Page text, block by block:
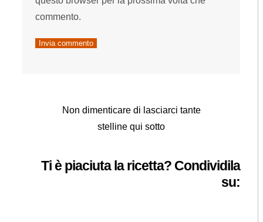
commento.
Non dimenticare di lasciarci tante
stelline qui sotto
Ti è piaciuta la ricetta? Condividila
su: